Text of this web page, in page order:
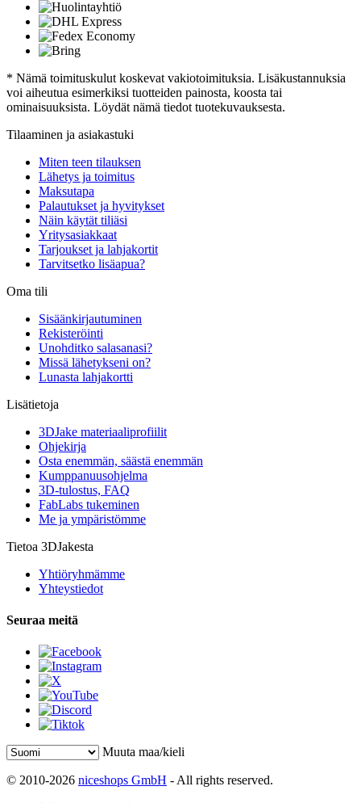
* Nämä toimituskulut koskevat vakiotoimituksia. Lisäkustannuksia
voi aiheutua esimerkiksi tuotteiden painosta, koosta tai
ominaisuuksista. Löydät nämä tiedot tuotekuvauksesta.
Tilaaminen ja asiakastuki
Miten teen tilauksen
Lähetys ja toimitus
Maksutapa
Palautukset ja hyvitykset
Näin käytät tiliäsi
Yritysasiakkaat
Tarjoukset ja lahjakortit
Tarvitsetko lisäapua?
Oma tili
Sisäänkirjautuminen
Rekisteröinti
Unohditko salasanasi?
Missä lähetykseni on?
Lunasta lahjakortti
Lisätietoja
3DJake materiaaliprofiilit
Ohjekirja
Osta enemmän, säästä enemmän
Kumppanuusohjelma
3D-tulostus, FAQ
FabLabs tukeminen
Me ja ympäristömme
Tietoa 3DJakesta
Yhtiöryhmämme
Yhteystiedot
Seuraa meitä
Muuta maa/kieli
© 2010-2026 niceshops GmbH - All rights reserved.